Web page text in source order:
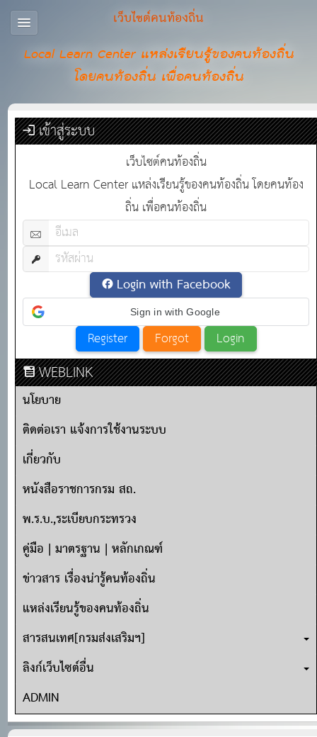
เว็บไซต์คนท้องถิ่น
Local Learn Center แหล่งเรียนรู้ของคนท้องถิ่น
โดยคนท้องถิ่น เพื่อคนท้องถิ่น
เข้าสู่ระบบ
เว็บไซต์คนท้องถิ่น
Local Learn Center แหล่งเรียนรู้ของคนท้องถิ่น โดยคนท้อง
ถิ่น เพื่อคนท้องถิ่น
Login with Facebook
Sign in with Google
WEBLINK
นโยบาย
ติดต่อเรา แจ้งการใช้งานระบบ
เกี่ยวกับ
หนังสือราชการกรม สถ.
พ.ร.บ.,ระเบียบกระทรวง
คู่มือ | มาตรฐาน | หลักเกณฑ์
ข่าวสาร เรื่องน่ารู้คนท้องถิ่น
แหล่งเรียนรู้ของคนท้องถิ่น
สารสนเทศ[กรมส่งเสริมฯ]
ลิงก์เว็บไซต์อื่น
ADMIN